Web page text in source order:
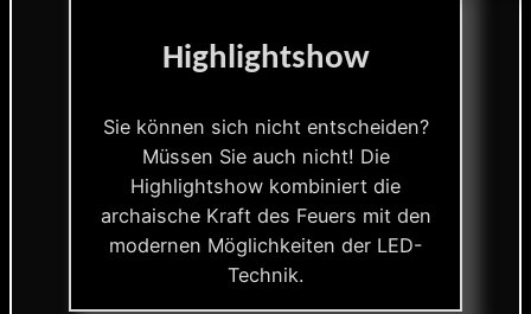
Highlightshow
Sie können sich nicht entscheiden?
Müssen Sie auch nicht! Die
Highlightshow kombiniert die
archaische Kraft des Feuers mit den
modernen Möglichkeiten der LED-
Technik.